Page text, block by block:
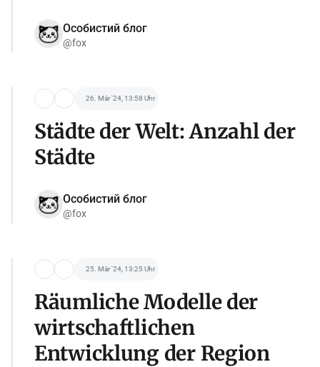
Особистий блог
@fox
26. Mär '24, 13:58 Uhr
Städte der Welt: Anzahl der
Städte
Особистий блог
@fox
25. Mär '24, 13:25 Uhr
Räumliche Modelle der
wirtschaftlichen
Entwicklung der Region